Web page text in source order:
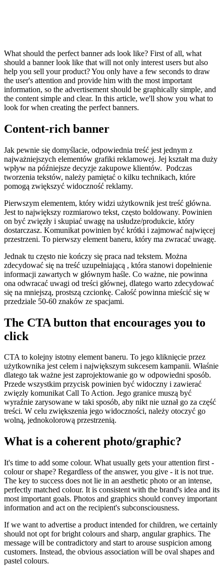
What should the perfect banner ads look like? First of all, what
should a banner look like that will not only interest users but also
help you sell your product? You only have a few seconds to draw
the user's attention and provide him with the most important
information, so the advertisement should be graphically simple, and
the content simple and clear. In this article, we'll show you what to
look for when creating the perfect banners.
Content-rich banner
Jak pewnie się domyślacie, odpowiednia treść jest jednym z
najważniejszych elementów grafiki reklamowej. Jej kształt ma duży
wpływ na późniejsze decyzje zakupowe klientów. Podczas
tworzenia tekstów, należy pamiętać o kilku technikach, które
pomogą zwiększyć widoczność reklamy.
Pierwszym elementem, który widzi użytkownik jest treść główna.
Jest to największy rozmiarowo tekst, często boldowany. Powinien
on być zwięzły i skupiać uwagę na usłudze/produkcie, który
dostarczasz. Komunikat powinien być krótki i zajmować najwięcej
przestrzeni. To pierwszy element baneru, który ma zwracać uwagę.
Jednak tu często nie kończy się praca nad tekstem. Można
zdecydować się na treść uzupełniającą , która stanowi dopełnienie
informacji zawartych w głównym haśle. Co ważne, nie powinna
ona odwracać uwagi od treści głównej, dlatego warto zdecydować
się na mniejszą, prostszą czcionkę. Całość powinna mieścić się w
przedziale 50-60 znaków ze spacjami.
The CTA button that encourages you to
click
CTA to kolejny istotny element baneru. To jego kliknięcie przez
użytkownika jest celem i największym sukcesem kampanii. Właśnie
dlatego tak ważne jest zaprojektowanie go w odpowiedni sposób.
Przede wszystkim przycisk powinien być widoczny i zawierać
zwięzły komunikat Call To Action. Jego granice muszą być
wyraźnie zarysowane w taki sposób, aby nikt nie uznał go za część
treści. W celu zwiększenia jego widoczności, należy otoczyć go
wolną, jednokolorową przestrzenią.
What is a coherent photo/graphic?
It's time to add some colour. What usually gets your attention first -
colour or shape? Regardless of the answer, you give - it is not true.
The key to success does not lie in an aesthetic photo or an intense,
perfectly matched colour. It is consistent with the brand's idea and its
most important goals. Photos and graphics should convey important
information and act on the recipient's subconsciousness.
If we want to advertise a product intended for children, we certainly
should not opt ​​for bright colours and sharp, angular graphics. The
message will be contradictory and start to arouse suspicion among
customers. Instead, the obvious association will be oval shapes and
pastel colours.